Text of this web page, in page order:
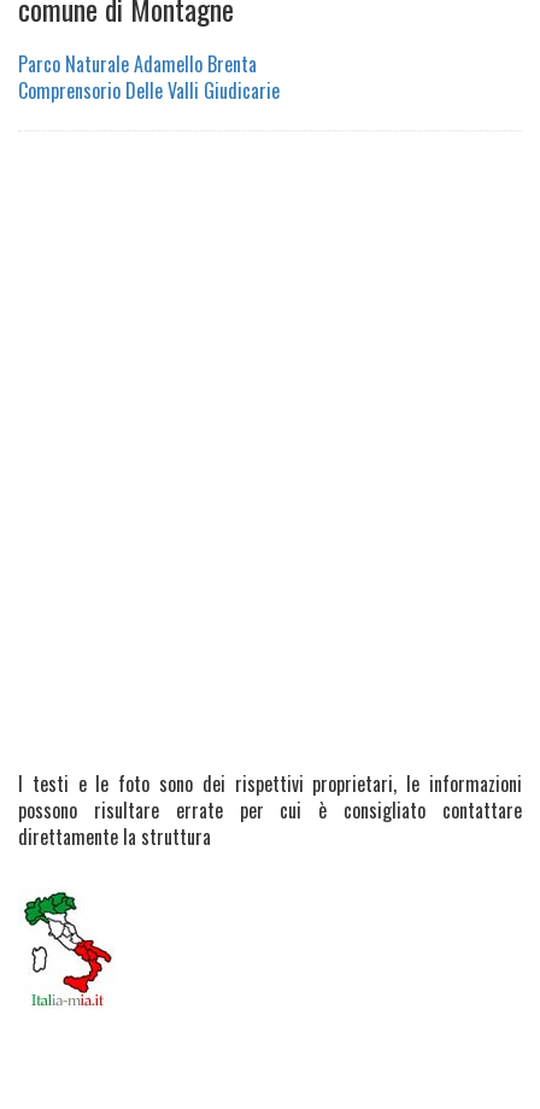
Parco Naturale Adamello Brenta
Comprensorio Delle Valli Giudicarie
I testi e le foto sono dei rispettivi proprietari, le informazioni
possono risultare errate per cui è consigliato contattare
direttamente la struttura